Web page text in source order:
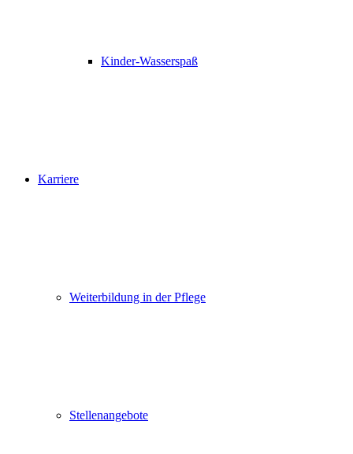
Kinder-Wasserspaß
Karriere
Weiterbildung in der Pflege
Stellenangebote